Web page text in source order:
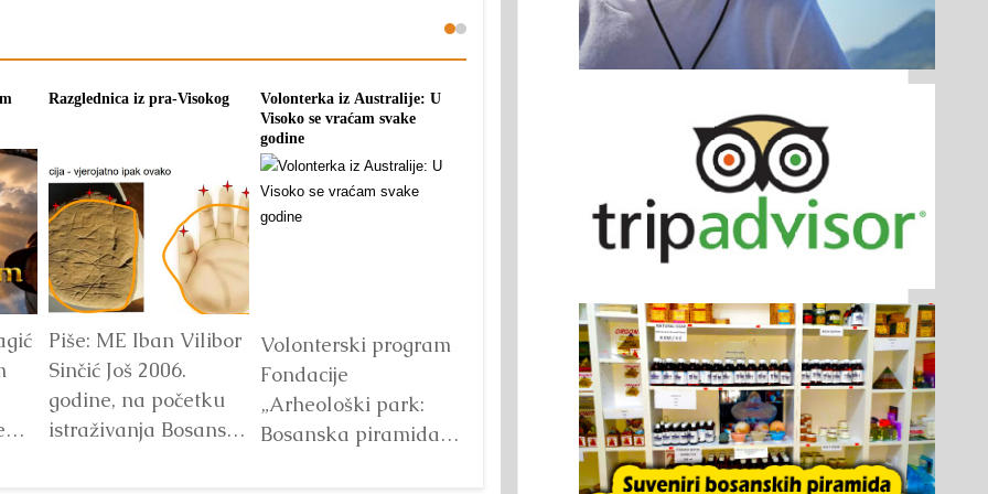
Promocija knjige o
Pronalazač
bosanskih piramida
Dr. Semir Osmanagić
promovirao je svoju
Putevima Bogumila u
Visokom 2027.
Slavko, Asen, Samir i
Semir najavili
okupljanje u parku
‘Ravne 2’ prvi vikend